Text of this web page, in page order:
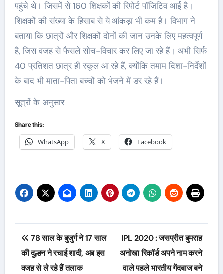
पहुंचे थे। जिसमें से 160 शिक्षकों की रिपोर्ट पॉजिटिव आई है।
शिक्षकों की संख्या के हिसाब से ये आंकड़ा भी कम है। विभाग ने
बताया कि छात्रों और शिक्षकों दोनों की जान उनके लिए महत्वपूर्ण
है, जिस वजह से फैसले सोच-विचार कर लिए जा रहे हैं। अभी सिर्फ
40 प्रतिशत छात्र ही स्कूल आ रहे हैं, क्योंकि तमाम दिशा-निर्देशों
के बाद भी माता-पिता बच्चों को भेजने में डर रहे हैं।
सूत्रों के अनुसार
Share this:
WhatsApp X Facebook
Post
navigation
78 साल के बुजुर्ग ने 17 साल
की दुल्हन ने रचाई शादी, अब इस
वजह से ले रहे हैं तलाक
IPL 2020 : जसप्रीत बुमराह
अनोखा रिकॉर्ड अपने नाम करने
वाले पहले भारतीय गेंदबाज बने